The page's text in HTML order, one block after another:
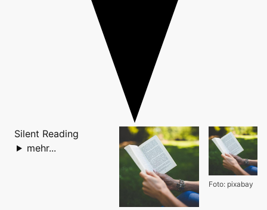
Foto: pixabay
Silent Reading
mehr...